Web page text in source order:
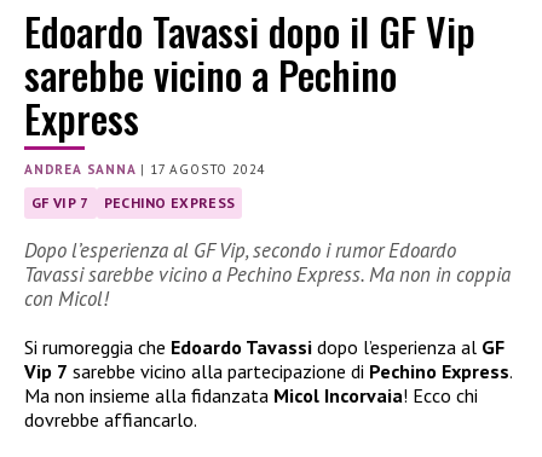
Edoardo Tavassi dopo il GF Vip
sarebbe vicino a Pechino
Express
ANDREA SANNA | 17 AGOSTO 2024
GF VIP 7 PECHINO EXPRESS
Dopo l’esperienza al GF Vip, secondo i rumor Edoardo
Tavassi sarebbe vicino a Pechino Express. Ma non in coppia
con Micol!
Si rumoreggia che Edoardo Tavassi dopo l’esperienza al GF
Vip 7 sarebbe vicino alla partecipazione di Pechino Express.
Ma non insieme alla fidanzata Micol Incorvaia! Ecco chi
dovrebbe affiancarlo.